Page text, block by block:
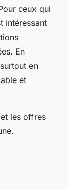
ceux qui
intéressant
En
en
et
les offres